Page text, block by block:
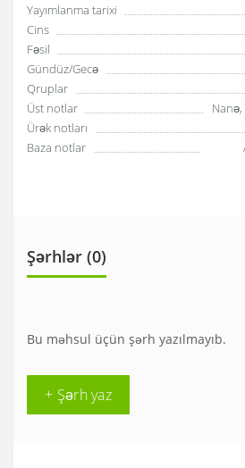
Yayımlanma tarixi
Cins
Fəsil
Gündüz/Gecə
Qruplar
Üst notlar
Ürək notları
Baza notlar
Şərhlər (0)
Bu məhsul üçün şərh yazılmayıb.
+ Şərh yaz